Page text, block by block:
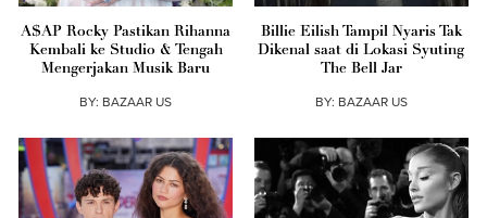
A$AP Rocky Pastikan Rihanna
Kembali ke Studio & Tengah
Mengerjakan Musik Baru
BY: BAZAAR US
Billie Eilish Tampil Nyaris Tak
Dikenal saat di Lokasi Syuting
The Bell Jar
BY: BAZAAR US